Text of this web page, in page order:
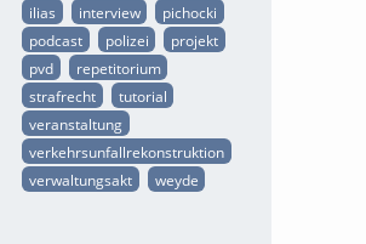
ilias
interview
pichocki
podcast
polizei
projekt
pvd
repetitorium
strafrecht
tutorial
veranstaltung
verkehrsunfallrekonstruktion
verwaltungsakt
weyde